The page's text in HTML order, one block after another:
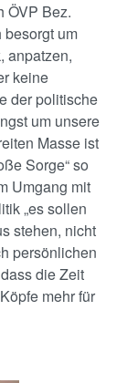
ÖVP Bez.
besorgt um
anpatzen,
keine
der politische
um unsere
Masse ist
Sorge“ so
Umgang mit
„es sollen
stehen, nicht
persönlichen
die Zeit
mehr für